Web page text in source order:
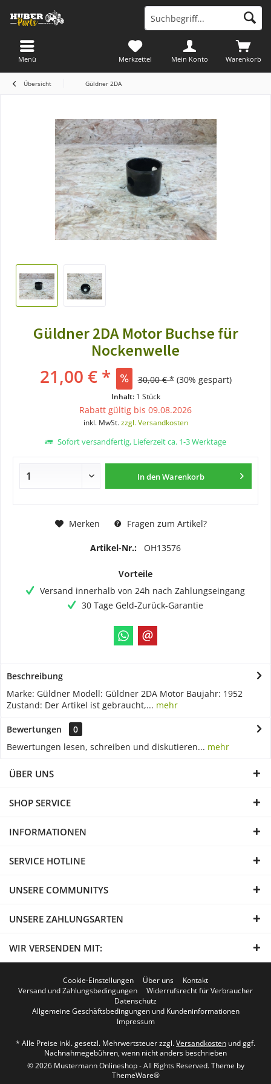
Warenkorb
Merkzettel Mein Konto
Menü
Übersicht Güldner 2DA
Güldner 2DA Motor Buchse für
Nockenwelle
21,00 € * 30,00 € * (30% gespart)
Inhalt: 1 Stück
Rabatt gültig bis 09.08.2026
inkl. MwSt.zzgl. Versandkosten
Sofort versandfertig, Lieferzeit ca. 1-3 Werktage
In denWarenkorb
Merken Fragen zum Artikel?
Artikel-Nr.: OH13576
Vorteile
Versand innerhalb von 24h nach Zahlungseingang
30 Tage Geld-Zurück-Garantie
Beschreibung
Marke: Güldner Modell: Güldner 2DA Motor Baujahr: 1952
Zustand: Der Artikel ist gebraucht,... mehr
Bewertungen
0
Bewertungen lesen, schreiben und diskutieren... mehr
ÜBER UNS
SHOP SERVICE
INFORMATIONEN
SERVICE HOTLINE
UNSERE COMMUNITYS
UNSERE ZAHLUNGSARTEN
WIR VERSENDEN MIT:
Cookie-Einstellungen Über uns
Kontakt
Versand und Zahlungsbedingungen
Widerrufsrecht für Verbraucher
Datenschutz
Allgemeine Geschäftsbedingungen und Kundeninformationen
Impressum
* Alle Preise inkl. gesetzl. Mehrwertsteuer zzgl.Versandkosten und ggf.
Nachnahmegebühren, wenn nicht anders beschrieben
© 2026 Mustermann Onlineshop - All Rights Reserved. Theme by
ThemeWare®